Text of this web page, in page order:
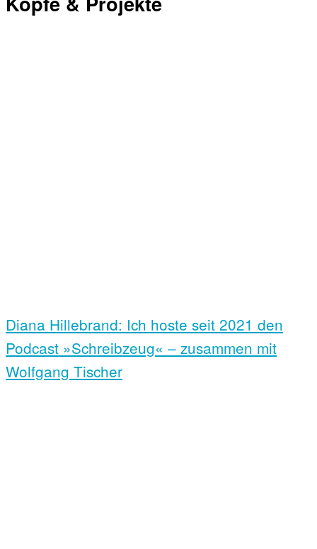
Diana Hillebrand: Ich hoste seit 2021 den
Podcast »Schreibzeug« – zusammen mit
Wolfgang Tischer